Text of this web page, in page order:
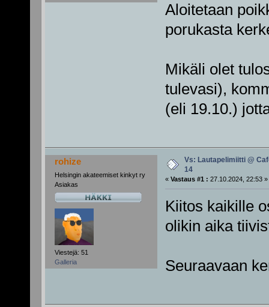
Aloitetaan
porukasta
Mikäli olet
tulevasi),
(eli 19.10.)
rohize
Helsingin akateemiset kinkyt ry
Asiakas
Viestejä: 51
Galleria
Vs: Lautapelimiitti @
14
« Vastaus #1 : 27.10.2024, 22:53 »
Kiitos kaikille
olikin aika
Seuraavaan